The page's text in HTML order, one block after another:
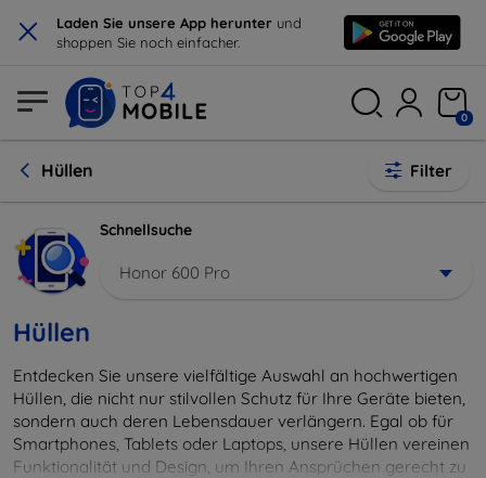
× Laden Sie unsere App herunter und
shoppen Sie noch einfacher.
0
Hüllen Filter
Schnellsuche
Honor 600 Pro
Hüllen
Entdecken Sie unsere vielfältige Auswahl an hochwertigen
Hüllen, die nicht nur stilvollen Schutz für Ihre Geräte bieten,
sondern auch deren Lebensdauer verlängern. Egal ob für
Smartphones, Tablets oder Laptops, unsere Hüllen vereinen
Funktionalität und Design, um Ihren Ansprüchen gerecht zu